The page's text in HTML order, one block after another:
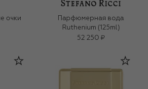
очки
Парфюмерная вода
Ruthenium (125ml)
52 250 ₽